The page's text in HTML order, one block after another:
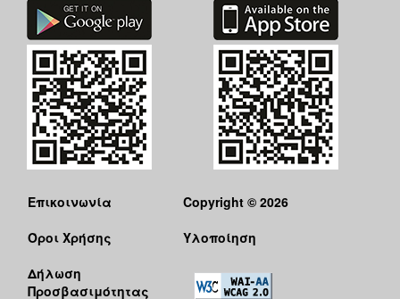
Επικοινωνία
Όροι Χρήσης
Δήλωση
Προσβασιμότητας
Copyright © 2026
Υλοποίηση